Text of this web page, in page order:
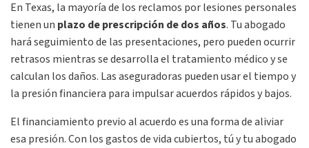
En Texas, la mayoría de los reclamos por lesiones personales
tienen un plazo de prescripción de dos años. Tu abogado
hará seguimiento de las presentaciones, pero pueden ocurrir
retrasos mientras se desarrolla el tratamiento médico y se
calculan los daños. Las aseguradoras pueden usar el tiempo y
la presión financiera para impulsar acuerdos rápidos y bajos.
El financiamiento previo al acuerdo es una forma de aliviar
esa presión. Con los gastos de vida cubiertos, tú y tu abogado